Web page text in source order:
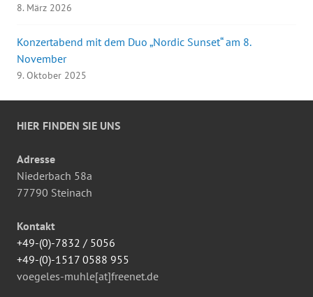
8. März 2026
Konzertabend mit dem Duo „Nordic Sunset“ am 8.
November
9. Oktober 2025
HIER FINDEN SIE UNS
Adresse
Niederbach 58a
77790 Steinach
Kontakt
+49-(0)-7832 / 5056
+49-(0)-1517 0588 955
voegeles-muhle[at]freenet.de